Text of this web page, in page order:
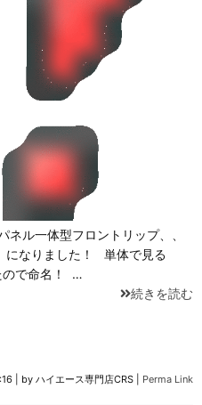
ネル一体型フロントリップ、、
なりました！ 単体で見る
ので命名！ …
続きを読む
by ハイエース専門店CRS Perma Link